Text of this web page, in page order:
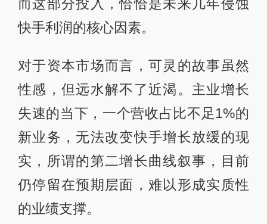
而这部分投入，恰恰是未来几年侵蚀
快手利润的核心因素。
对于资本市场而言，可灵的故事虽然
性感，但远水解不了近渴。主业增长
失速的当下，一个营收占比不足1%的
新业务，无法改变快手增长放缓的现
实，所谓的第二增长曲线叙事，目前
仍停留在预期层面，难以形成实质性
的业绩支撑。